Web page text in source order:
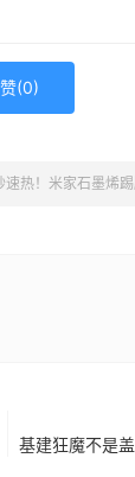
赞(0)
速热！米家石墨烯
基建狂魔不是